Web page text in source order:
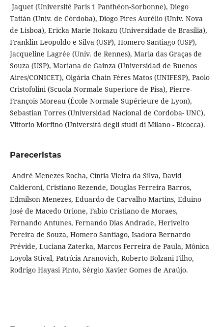
Jaquet (Université Paris 1 Panthéon-Sorbonne), Diego
Tatián (Univ. de Córdoba), Diogo Pires Aurélio (Univ. Nova
de Lisboa), Ericka Marie Itokazu (Universidade de Brasília),
Franklin Leopoldo e Silva (USP), Homero Santiago (USP),
Jacqueline Lagrée (Univ. de Rennes), Maria das Graças de
Souza (USP), Mariana de Gainza (Universidad de Buenos
Aires/CONICET), Olgária Chain Féres Matos (UNIFESP), Paolo
Cristofolini (Scuola Normale Superiore de Pisa), Pierre-
François Moreau (École Normale Supérieure de Lyon),
Sebastian Torres (Universidad Nacional de Cordoba- UNC),
Vittorio Morfino (Universitá degli studi di Milano - Bicocca).
Pareceristas
André Menezes Rocha, Cíntia Vieira da Silva, David
Calderoni, Cristiano Rezende, Douglas Ferreira Barros,
Edmilson Menezes, Eduardo de Carvalho Martins, Eduino
José de Macedo Orione, Fabio Cristiano de Moraes,
Fernando Antunes, Fernando Dias Andrade, Herivelto
Pereira de Souza, Homero Santiago, Isadora Bernardo
Prévide, Luciana Zaterka, Marcos Ferreira de Paula, Mônica
Loyola Stival, Patrícia Aranovich, Roberto Bolzani Filho,
Rodrigo Hayasi Pinto, Sérgio Xavier Gomes de Araújo.